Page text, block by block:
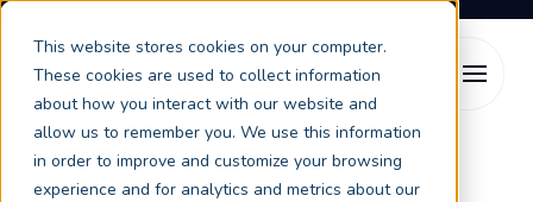
This website stores cookies on your computer.
These cookies are used to collect information
about how you interact with our website and
allow us to remember you. We use this information
in order to improve and customize your browsing
experience and for analytics and metrics about our